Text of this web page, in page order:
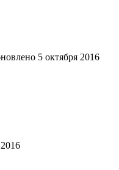
5 октября 2016